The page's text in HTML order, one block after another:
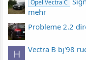
Opel Vectra C
mehr
Probleme 2.2
H Vectra B bj'98